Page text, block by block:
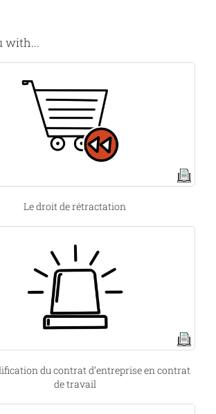
with...
Le droit de rétractation
du contrat d’entreprise en contrat
de travail